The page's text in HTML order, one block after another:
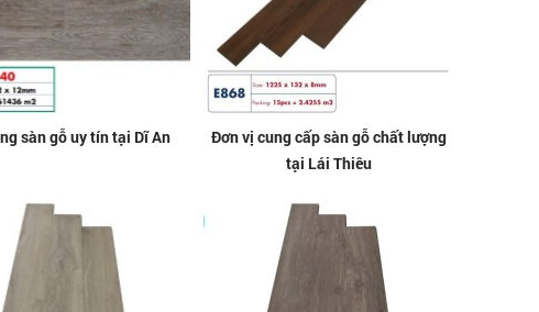
sàn gỗ uy tín tại Dĩ An
Đơn vị cung cấp sàn gỗ chất lượng
tại Lái Thiêu